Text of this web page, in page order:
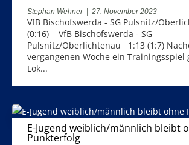
Stephan Wehner 27. November 2023
VfB Bischofswerda - SG Pulsnitz/
(0:16) VfB Bischofswerda - SG
Pulsnitz/Oberlichtenau 1:13 (1:7)
vergangenen Woche ein Trainingsspiel
Lok...
E-Jugend weiblich/männlich bleibt
Punkterfolg